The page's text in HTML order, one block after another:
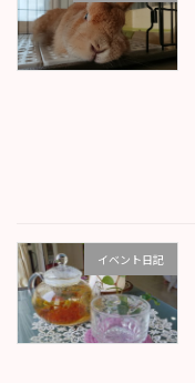
イベント日記